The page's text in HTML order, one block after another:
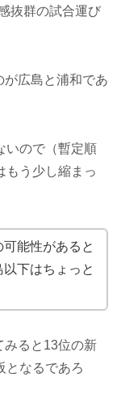
抜群の試合運び
広島と浦和であ
いので（暫定順
もう少し縮まっ
能性があると
下はちょっと
みると13位の新
となるであろ